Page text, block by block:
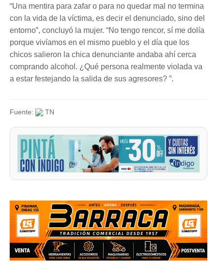
“Una mentira para zafar o para no quedar mal no termina
con la vida de la víctima, es decir el denunciado, sino del
entorno”, concluyó la mujer. “No tengo rencor, sí me dolía
porque vivíamos en el mismo pueblo y el día que los
chicos salieron la chica denunciante andaba ahí cerca
comprando alcohol. ¿Qué persona realmente violada va
a estar festejando la salida de sus agresores? ”.
Fuente: TN